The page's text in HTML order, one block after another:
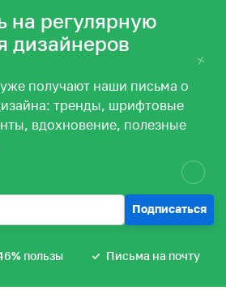
на регулярную
дизайнеров
уже получают наши письма о
тренды, шрифтовые
вдохновение, полезные
Подписаться
пользы Письма на почту